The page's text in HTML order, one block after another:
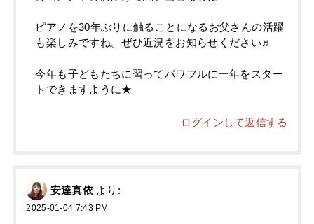
ピアノを30年ぶりに触ることになるお父さんの活躍
も楽しみですね。ぜひ近況をお知らせください♬
今年も子どもたちに習ってパワフルに一年をスター
トできますように★
ログインして返信する
安達真依 より:
2025-01-04 7:43 PM